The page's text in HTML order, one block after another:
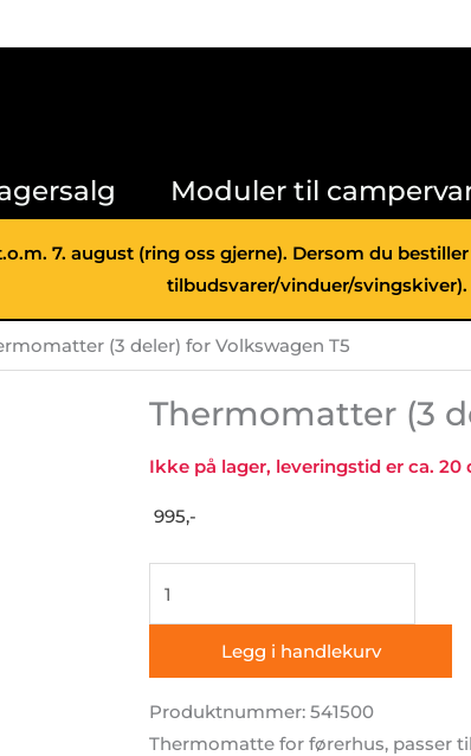
Moduler til
7. august (ring oss gjerne). Dersom du
tilbudsvarer/vinduer/svingskiver).
(3 deler) for Volkswagen T5
Thermomatter (3
Ikke på lager, leveringstid er ca. 20
995,-
for
Volkswagen
T5
Legg i handlekurv
Produktnummer: 541500
Thermomatte for førerhus, passer